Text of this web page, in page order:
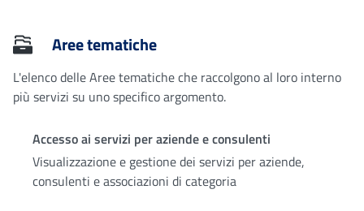
Aree tematiche
L'elenco delle Aree tematiche che raccolgono al loro interno
più servizi su uno specifico argomento.
Accesso ai servizi per aziende e consulenti
Visualizzazione e gestione dei servizi per aziende,
consulenti e associazioni di categoria